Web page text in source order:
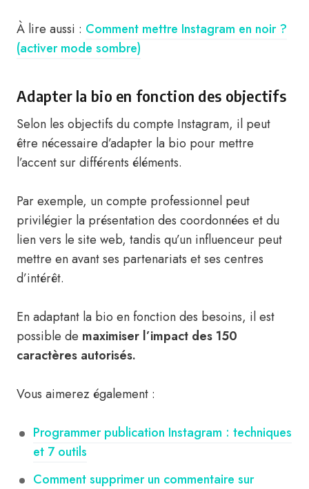
À lire aussi : Comment mettre Instagram en noir ?
(activer mode sombre)
Adapter la bio en fonction des objectifs
Selon les objectifs du compte Instagram, il peut
être nécessaire d’adapter la bio pour mettre
l’accent sur différents éléments.
Par exemple, un compte professionnel peut
privilégier la présentation des coordonnées et du
lien vers le site web, tandis qu’un influenceur peut
mettre en avant ses partenariats et ses centres
d’intérêt.
En adaptant la bio en fonction des besoins, il est
possible de maximiser l’impact des 150
caractères autorisés.
Vous aimerez également :
Programmer publication Instagram : techniques
et 7 outils
Comment supprimer un commentaire sur